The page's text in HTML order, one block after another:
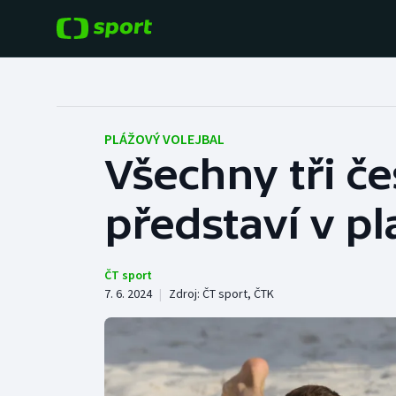
Fotbal
Hokej
Tenis
Cyklistika
Baseball a softbal
Basketbal
Boby a skeleton
PLÁŽOVÝ VOLEJBAL
Všechny tři
představí v
ČT sport
7. 6. 2024 | Zdroj: ČT sport, ČTK